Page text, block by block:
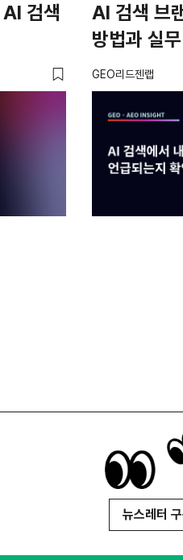
검색
AI 검색 브
방법과 실
GEO리드젠랩
뉴스레터